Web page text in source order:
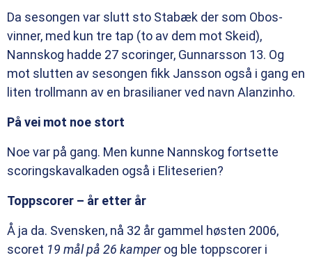
Da sesongen var slutt sto Stabæk der som Obos-
vinner, med kun tre tap (to av dem mot Skeid),
Nannskog hadde 27 scoringer, Gunnarsson 13. Og
mot slutten av sesongen fikk Jansson også i gang en
liten trollmann av en brasilianer ved navn Alanzinho.
På vei mot noe stort
Noe var på gang. Men kunne Nannskog fortsette
scoringskavalkaden også i Eliteserien?
Toppscorer – år etter år
Å ja da. Svensken, nå 32 år gammel høsten 2006,
scoret 19 mål på 26 kamperog ble toppscorer i